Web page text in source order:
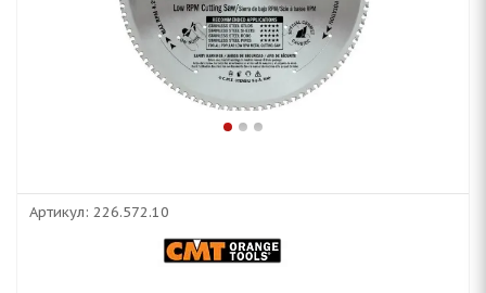
Артикул: 226.572.10